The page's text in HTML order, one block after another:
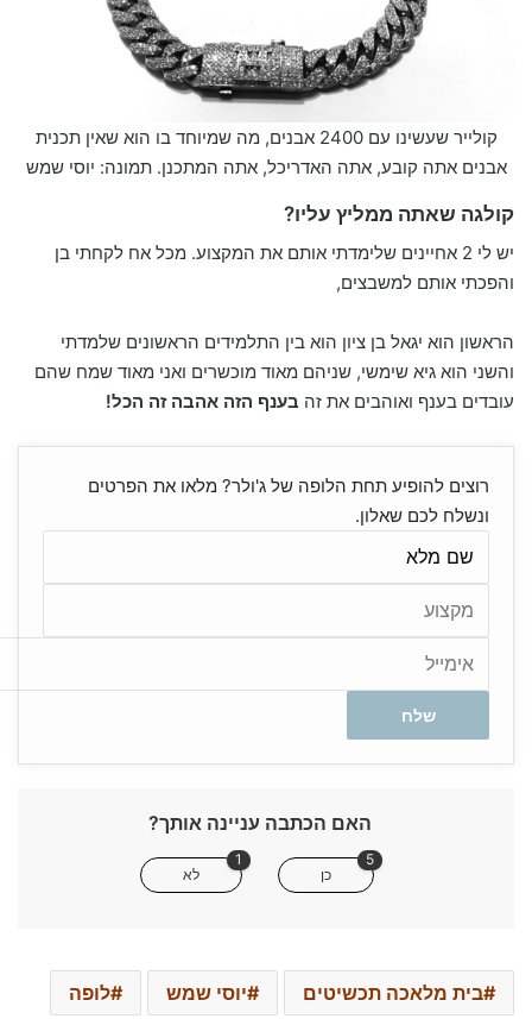
קולייר שעשינו עם 2400 אבנים, מה שמיוחד בו הוא שאין תכנית
אבנים אתה קובע, אתה האדריכל, אתה המתכנן. תמונה: יוסי שמש
קולגה שאתה ממליץ עליו?
יש לי 2 אחיינים שלימדתי אותם את המקצוע. מכל אח לקחתי בן
והפכתי אותם למשבצים,
הראשון הוא יגאל בן ציון הוא בין התלמידים הראשונים שלמדתי
והשני הוא גיא שימשי, שניהם מאוד מוכשרים ואני מאוד שמח שהם
עובדים בענף ואוהבים את זה בענף הזה אהבה זה הכל!
רוצים להופיע תחת הלופה של ג'ולר? מלאו את הפרטים
ונשלח לכם שאלון.
האם הכתבה עניינה אותך?
כן
5
לא
1
בית מלאכה תכשיטים יוסי שמש לופה